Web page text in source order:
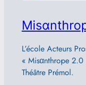
L’école Acteurs
« Misαnthrope
Théâtre Prémol.